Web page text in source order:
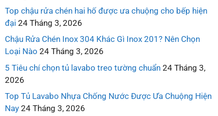
Top chậu rửa chén hai hố được ưa chuộng cho bếp hiện
đại 24 Tháng 3, 2026
Chậu Rửa Chén Inox 304 Khác Gì Inox 201? Nên Chọn
Loại Nào 24 Tháng 3, 2026
5 Tiêu chí chọn tủ lavabo treo tường chuẩn 24 Tháng 3,
2026
Top Tủ Lavabo Nhựa Chống Nước Được Ưa Chuộng Hiện
Nay 24 Tháng 3, 2026